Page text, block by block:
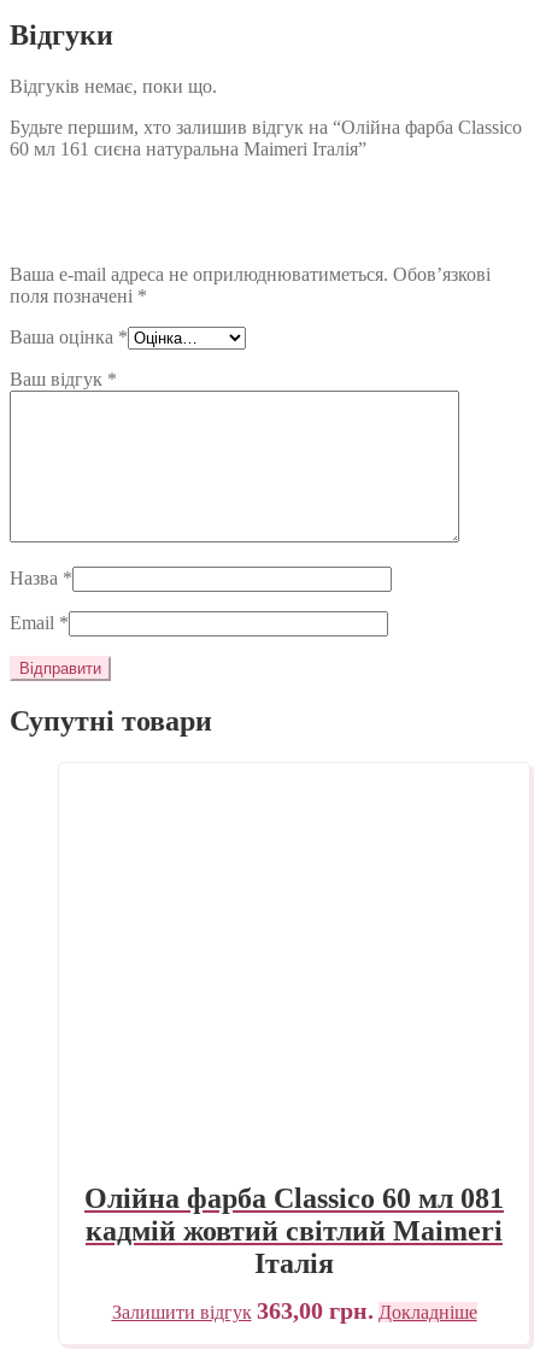
Відгуки
Відгуків немає, поки що.
Будьте першим, хто залишив відгук на “Олійна фарба Classico
60 мл 161 сиєна натуральна Maimeri Італія”
Ваша e-mail адреса не оприлюднюватиметься. Обов’язкові
поля позначені *
Ваша оцінка *
Ваш відгук *
Назва *
Email *
Супутні товари
Олійна фарба Classico 60 мл 081
кадмій жовтий світлий Maimeri
Італія
Залишити відгук 363,00 грн. Докладніше